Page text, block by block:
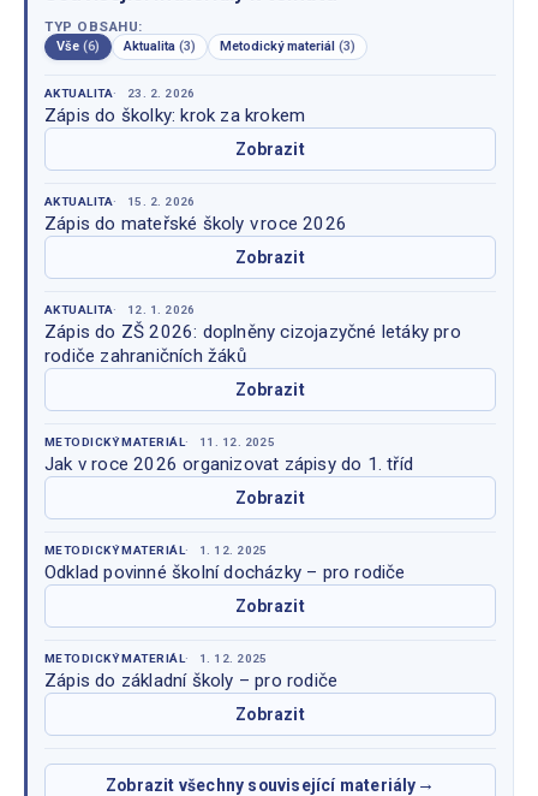
TYP OBSAHU:
Vše (6) Aktualita (3) Metodický materiál (3)
AKTUALITA 23. 2. 2026
Zápis do školky: krok za krokem
Zobrazit
AKTUALITA 15. 2. 2026
Zápis do mateřské školy v roce 2026
Zobrazit
AKTUALITA 12. 1. 2026
Zápis do ZŠ 2026: doplněny cizojazyčné letáky pro
rodiče zahraničních žáků
Zobrazit
METODICKÝ MATERIÁL 11. 12. 2025
Jak v roce 2026 organizovat zápisy do 1. tříd
Zobrazit
METODICKÝ MATERIÁL 1. 12. 2025
Odklad povinné školní docházky – pro rodiče
Zobrazit
METODICKÝ MATERIÁL 1. 12. 2025
Zápis do základní školy – pro rodiče
Zobrazit
Zobrazit všechny související materiály